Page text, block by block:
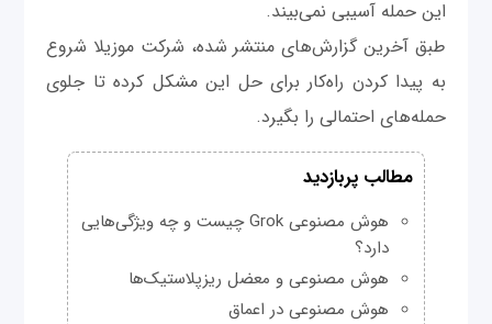
این حمله آسیبی نمی‌بیند.
طبق آخرین گزارش‌های منتشر شده، شرکت موزیلا شروع
به پیدا کردن راه‌کار برای حل این مشکل کرده تا جلوی
حمله‌های احتمالی را بگیرد.
مطالب پربازدید
هوش مصنوعی Grok چیست و چه ویژگی‌هایی
دارد؟
هوش مصنوعی و معضل ریزپلاستیک‌ها
هوش مصنوعی در اعماق